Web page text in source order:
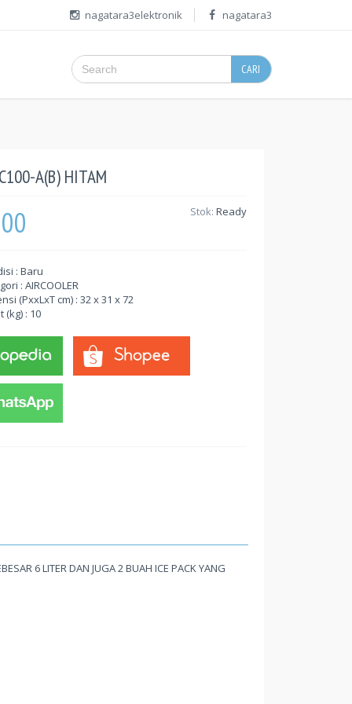
nagatara3elektronik nagatara3
CARI
A(B) HITAM
Stok: Ready
: Baru
: AIRCOOLER
(PxxLxT cm) : 32 x 31 x 72
(kg) : 10
6 LITER DAN JUGA 2 BUAH ICE PACK YANG